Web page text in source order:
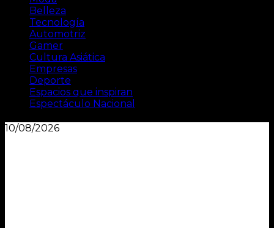
Belleza
Tecnología
Automotriz
Gamer
Cultura Asiática
Empresas
Deporte
Espacios que inspiran
Espectáculo Nacional
10/08/2026